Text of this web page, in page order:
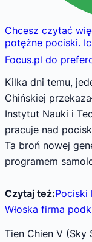
Chcesz czytać
potężne pociski.
Focus.pl do
Kilka dni temu,
Chińskiej
Instytut Nauki i
pracuje nad
Ta broń nowej
programem
Czytaj też:Pociski
Włoska firma
Tien Chien V